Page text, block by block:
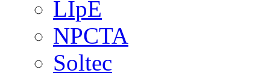
LIpE
NPCTA
Soltec